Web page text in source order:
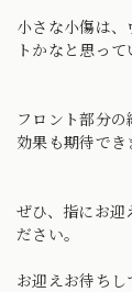
小さな小傷は
トかなと思っ
フロント部分
効果も期待で
ぜひ、指にお迎
ださい。
お迎えお待ち